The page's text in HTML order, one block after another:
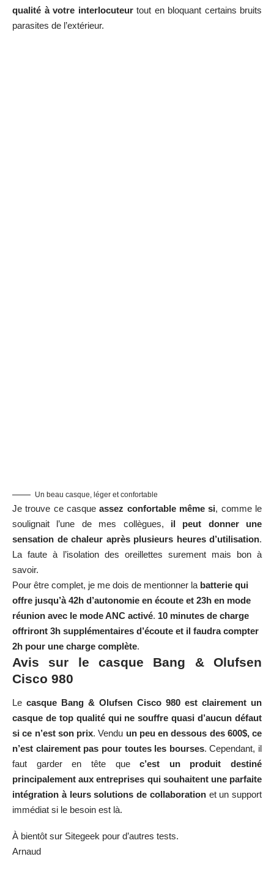
qualité à votre interlocuteurtout en bloquant certains bruits
parasites de l’extérieur.
Un beau casque, léger et confortable
Je trouve ce casqueassez confortable même si, comme le
soulignait l’une de mes collègues, il peut donner une
sensation de chaleur après plusieurs heures d’utilisation.
La faute à l’isolation des oreillettes surement mais bon à
savoir.
Pour être complet, je me dois de mentionner la batterie qui
offre jusqu’à 42h d’autonomie en écoute et 23h en mode
réunion avec le mode ANC activé. 10 minutes de charge
offriront 3h supplémentaires d’écoute et il faudra compter
2h pour une charge complète.
Avis sur le casque Bang & Olufsen
Cisco 980
Le casque Bang & Olufsen Cisco 980 est clairement un
casque de top qualité qui ne souffre quasi d’aucun défaut
si ce n’est son prix. Vendu un peu en dessous des 600$, ce
n’est clairement pas pour toutes les bourses. Cependant, il
faut garder en tête quec’est un produit destiné
principalement aux entreprises qui souhaitent une parfaite
intégration à leurs solutions de collaborationet un support
immédiat si le besoin est là.
À bientôt sur Sitegeek pour d’autres tests.
Arnaud